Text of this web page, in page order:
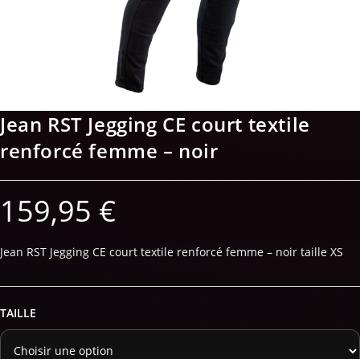
Jean RST Jegging CE court textile
renforcé femme – noir
159,95 €
Jean RST Jegging CE court textile renforcé femme – noir taille XS
TAILLE